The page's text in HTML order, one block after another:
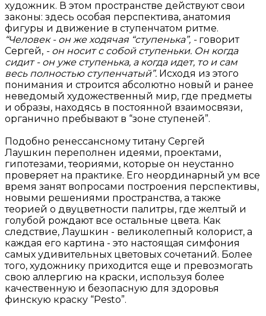
художник. В этом пространстве действуют свои
законы: здесь особая перспектива, анатомия
фигуры и движение в ступенчатом ритме.
“Человек - он же ходячая “ступенька”, - говорит
Сергей, - он носит с собой ступеньки. Он когда
сидит - он уже ступенька, а когда идет, то и сам
весь полностью ступенчатый”. Исходя из этого
понимания и строится абсолютно новый и ранее
неведомый художественный мир, где предметы
и образы, находясь в постоянной взаимосвязи,
органично пребывают в “зоне ступеней”.
Подобно ренессансному титану Сергей
Лаушкин переполнен идеями, проектами,
гипотезами, теориями, которые он неустанно
проверяет на практике. Его неординарный ум все
время занят вопросами построения перспективы,
новыми решениями пространства, а также
теорией о двуцветности палитры, где желтый и
голубой рождают все остальные цвета. Как
следствие, Лаушкин - великолепный колорист, а
каждая его картина - это настоящая симфония
самых удивительных цветовых сочетаний. Более
того, художнику приходится еще и превозмогать
свою аллергию на краски, используя более
качественную и безопасную для здоровья
финскую краску “Pesto”.